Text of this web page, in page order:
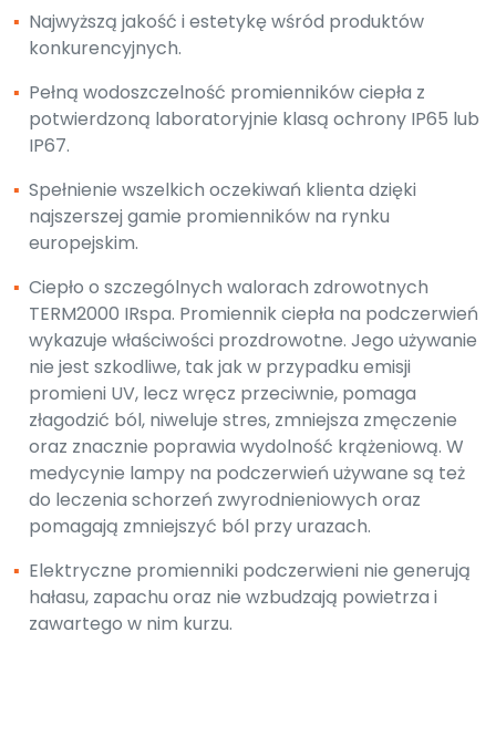
▪ Najwyższą jakość i estetykę wśród produktów
konkurencyjnych.
▪ Pełną wodoszczelność promienników ciepła z
potwierdzoną laboratoryjnie klasą ochrony IP65 lub
IP67.
▪ Spełnienie wszelkich oczekiwań klienta dzięki
najszerszej gamie promienników na rynku
europejskim.
▪ Ciepło o szczególnych walorach zdrowotnych
TERM2000 IRspa. Promiennik ciepła na podczerwień
wykazuje właściwości prozdrowotne. Jego używanie
nie jest szkodliwe, tak jak w przypadku emisji
promieni UV, lecz wręcz przeciwnie, pomaga
złagodzić ból, niweluje stres, zmniejsza zmęczenie
oraz znacznie poprawia wydolność krążeniową. W
medycynie lampy na podczerwień używane są też
do leczenia schorzeń zwyrodnieniowych oraz
pomagają zmniejszyć ból przy urazach.
▪ Elektryczne promienniki podczerwieni nie generują
hałasu, zapachu oraz nie wzbudzają powietrza i
zawartego w nim kurzu.